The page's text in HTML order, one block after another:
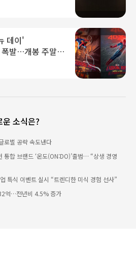
데이'
폭발…개봉 주말
소식은?
로벌 공략 속도낸다
통합 브랜드 ‘온도(ON:DO)’출범… “상생 경영
특식 이벤트 실시 “트렌디한 미식 경험 선사”
억…전년비 4.5% 증가